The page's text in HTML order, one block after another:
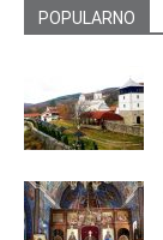
POPULARNO